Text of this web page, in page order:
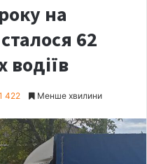
на
62
водіїв
422 Менше хвилини